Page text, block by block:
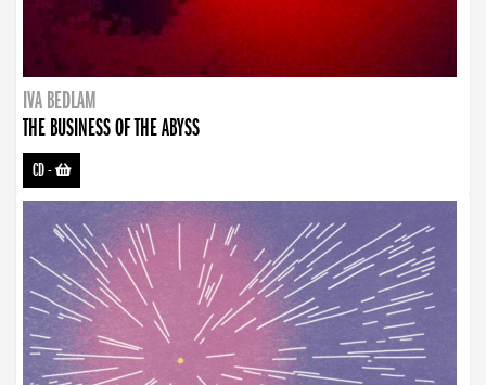
IVA BEDLAM
THE BUSINESS OF THE ABYSS
CD-